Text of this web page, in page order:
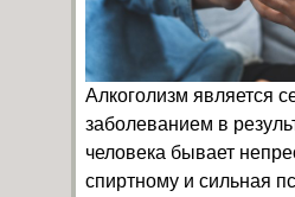
Алкоголизм является
заболеванием в
человека бывает
спиртному и сильная